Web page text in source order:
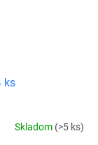
ks
Skladom (>5 ks)